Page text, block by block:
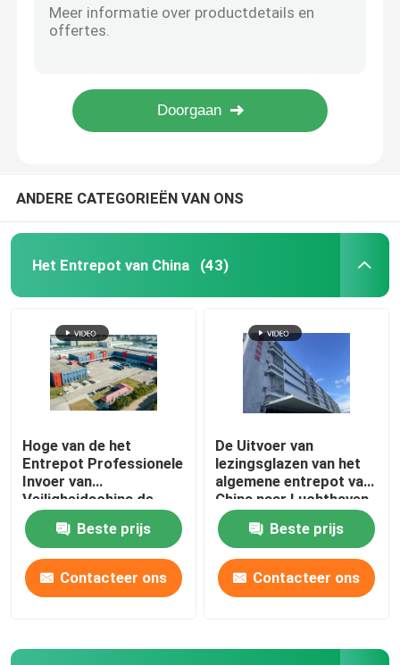
Douane Entrepots
De Streek van de Guangzhou Vrijhandel
De Streek van de Shenzhen Vrijhandel
De Uitvoeragent van China
De Invoeragent van China
De Vrachtvervoerder van China
De de Logistiekdienst van China
ANDERE CATEGORIEËN VAN ONS
Het Entrepot van China (43)
Hoge van de het
Entrepot Professionele
Invoer van
Veiligheidschina de
Opslagoplossingen
Beste prijs
Contacteer ons
De Uitvoer van
lezingsglazen van het
algemene entrepot van
China naar Luchthaven
met vrijstelling van
rechten Winkels
Beste prijs
Contacteer ons